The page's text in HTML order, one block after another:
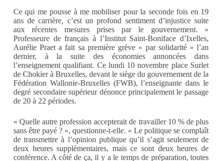
Ce qui me pousse à me mobiliser pour la seconde fois en 19
ans de carrière, c’est un profond sentiment d’injustice suite
aux récentes mesures prises par le gouvernement. »
Professeure de français à l’Institut Saint-Boniface d’Ixelles,
Aurélie Praet a fait sa première grève « par solidarité » l’an
dernier, à la suite des économies annoncées dans
l’enseignement qualifiant. Ce lundi 10 novembre place Surlet
de Chokier à Bruxelles, devant le siège du gouvernement de la
Fédération Wallonie-Bruxelles (FWB), l’enseignante dans le
degré secondaire supérieur dénonce principalement le passage
de 20 à 22 périodes.
« Quelle autre profession accepterait de travailler 10 % de plus
sans être payé ? », questionne-t-elle. « Le politique se complaît
de transmettre à l’opinion publique qu’il s’agit seulement de
deux heures supplémentaires, mais ce sont deux heures de
conférence. A côté de ça, il y a le temps de préparation, toutes